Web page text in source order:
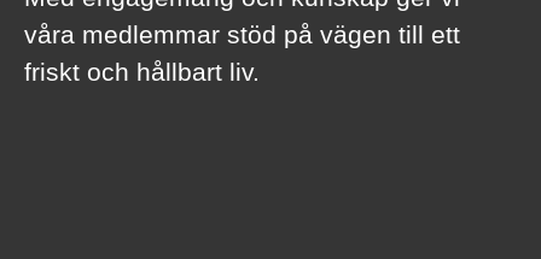
våra medlemmar stöd på vägen till ett
friskt och hållbart liv.